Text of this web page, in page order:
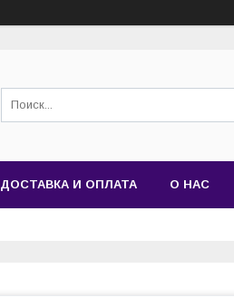
ДОСТАВКА И ОПЛАТА О НАС